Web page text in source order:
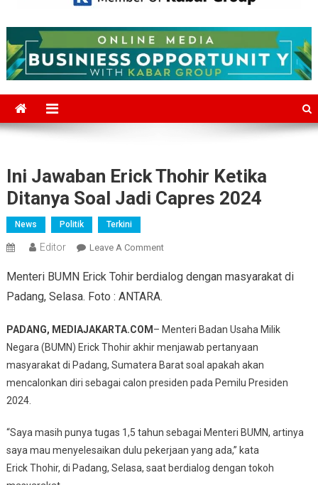
Mediajakarta.com
Ini Jawaban Erick Thohir Ketika
Ditanya Soal Jadi Capres 2024
News Politik Terkini
Editor Leave A CommentOn
Jawaban
Ketika
Ditanya
Soal
Jadi
Menteri BUMN Erick Tohir berdialog dengan masyarakat di
Padang, Selasa. Foto : ANTARA.
PADANG, MEDIAJAKARTA.COM – Menteri Badan Usaha Milik
Negara (BUMN) Erick Thohir akhir menjawab pertanyaan
masyarakat di Padang, Sumatera Barat soal apakah akan
mencalonkan diri sebagai calon presiden pada Pemilu Presiden
2024.
“Saya masih punya tugas 1,5 tahun sebagai Menteri BUMN, artinya
saya mau menyelesaikan dulu pekerjaan yang ada,” kata
Erick Thohir, di Padang, Selasa, saat berdialog dengan tokoh